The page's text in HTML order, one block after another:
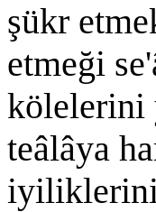
şükr
etmeği
kölelerini
teâlâya